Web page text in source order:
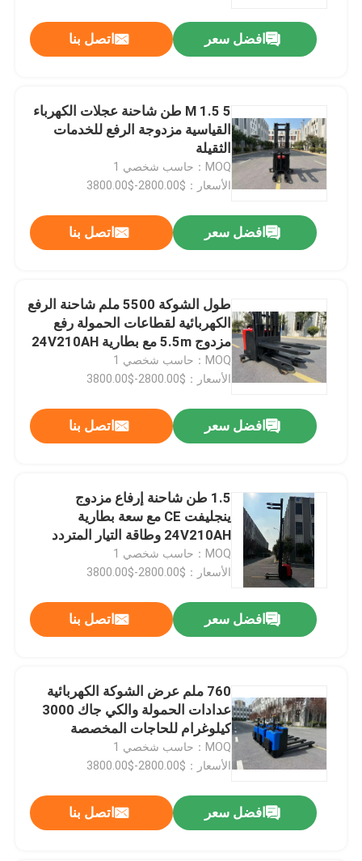
بيت
افضل سعر اتصل بنا
5 M 1.5 طن شاحنة عجلات الكهرباء
القياسية مزدوجة الرفع للخدمات
الثقيلة
MOQ：حاسب شخصي 1
الأسعار：$2800.00-$3800.00
افضل سعر اتصل بنا
طول الشوكة 5500 ملم شاحنة الرفع
الكهربائية لقطاعات الحمولة رفع
مزدوج 5.5m مع بطارية 24V210AH
MOQ：حاسب شخصي 1
الأسعار：$2800.00-$3800.00
افضل سعر اتصل بنا
1.5 طن شاحنة إرفاع مزدوج
ينجليفت CE مع سعة بطارية
24V210AH وطاقة التيار المتردد
MOQ：حاسب شخصي 1
الأسعار：$2800.00-$3800.00
افضل سعر اتصل بنا
760 ملم عرض الشوكة الكهربائية
عدادات الحمولة والكي جاك 3000
كيلوغرام للحاجات المخصصة
MOQ：حاسب شخصي 1
الأسعار：$2800.00-$3800.00
افضل سعر اتصل بنا